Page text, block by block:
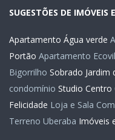
SUGESTÕES DE IMÓVEIS
Apartamento Água verde
Portão Apartamento
Bigorrilho Sobrado Jardim
condomínio Studio Centro
Felicidade Loja e Sala
Terreno Uberaba Imóveis